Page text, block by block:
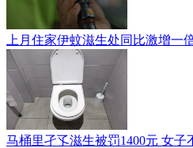
上月住家伊蚊滋生处同比激增一
马桶里孑孓滋生被罚1400元 女子